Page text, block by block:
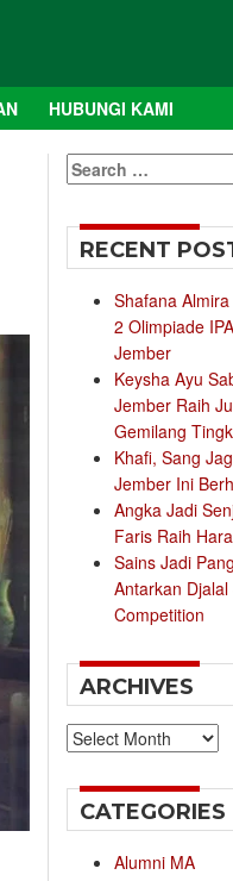
HUBUNGI KAMI
Search
for:
RECENT
Shafana
2 Olimpiade
Jember
Keysha Ayu
Jember Raih
Gemilang
Khafi, Sang
Jember Ini
Angka Jadi
Faris Raih
Sains Jadi
Antarkan
Competition
ARCHIVES
Archives
CATEGORIES
Alumni MA